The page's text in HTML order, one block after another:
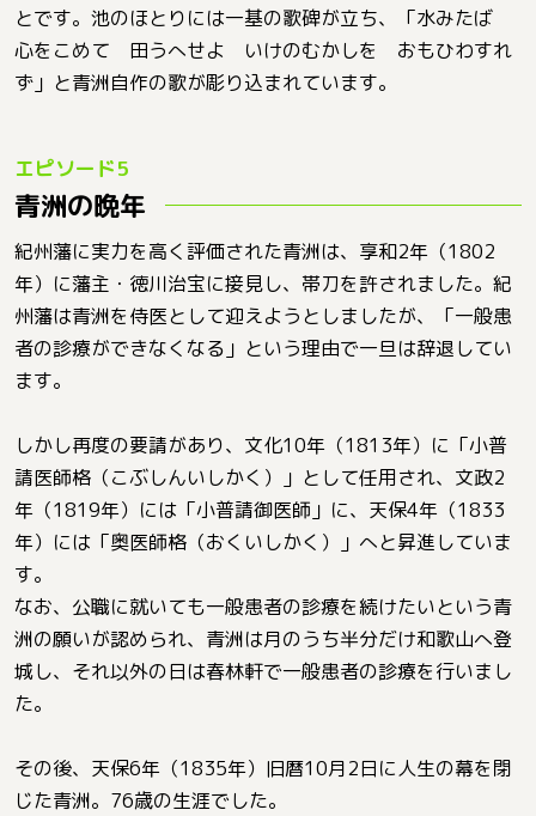
とです。池のほとりには一基の歌碑が立ち、「水みたば
心をこめて 田うへせよ いけのむかしを おもひわすれ
ず」と青洲自作の歌が彫り込まれています。
青洲の晩年
紀州藩に実力を高く評価された青洲は、享和2年（1802
年）に藩主・徳川治宝に接見し、帯刀を許されました。紀
州藩は青洲を侍医として迎えようとしましたが、「一般患
者の診療ができなくなる」という理由で一旦は辞退してい
ます。
しかし再度の要請があり、文化10年（1813年）に「小普
請医師格（こぶしんいしかく）」として任用され、文政2
年（1819年）には「小普請御医師」に、天保4年（1833
年）には「奥医師格（おくいしかく）」へと昇進していま
す。
なお、公職に就いても一般患者の診療を続けたいという青
洲の願いが認められ、青洲は月のうち半分だけ和歌山へ登
城し、それ以外の日は春林軒で一般患者の診療を行いまし
た。
その後、天保6年（1835年）旧暦10月2日に人生の幕を閉
じた青洲。76歳の生涯でした。